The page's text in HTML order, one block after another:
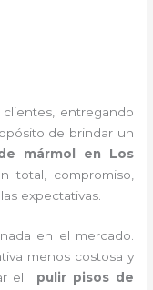
entregando
de brindar un
mármol en Los
total, compromiso,
expectativas.
en el mercado.
menos costosa y
el pulir pisos de